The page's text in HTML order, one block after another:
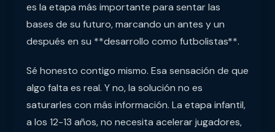
es la etapa más importante para sentar las
bases de su futuro, marcando un antes y un
después en su **desarrollo como futbolistas**.
Sé honesto contigo mismo. Esa sensación de que
algo falta es real. Y no, la solución no es
saturarles con más información. La etapa infantil,
a los 12-13 años, no necesita acelerar jugadores,